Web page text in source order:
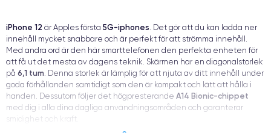
iPhone 12 är Apples första 5G-iphones. Det gör att du kan ladda ner
innehåll mycket snabbare och är perfekt för att strömma innehåll.
Med andra ord är den här smarttelefonen den perfekta enheten för
att få ut det mesta av dagens teknik. Skärmen har en diagonalstorlek
på 6,1 tum. Denna storlek är lämplig för att njuta av ditt innehåll under
goda förhållanden samtidigt som den är kompakt och lätt att hålla i
handen. Dessutom följer det högpresterande A14 Bionic-chippet
med dig i alla dina dagliga användningsområden och garanterar
smidighet och kraft.